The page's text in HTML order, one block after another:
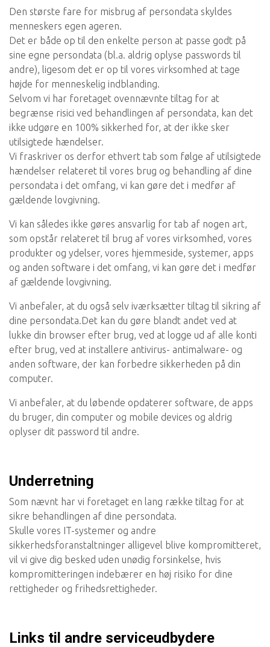
Den største fare for misbrug af persondata skyldes
menneskers egen ageren.
Det er både op til den enkelte person at passe godt på
sine egne persondata (bl.a. aldrig oplyse passwords til
andre), ligesom det er op til vores virksomhed at tage
højde for menneskelig indblanding.
Selvom vi har foretaget ovennævnte tiltag for at
begrænse risici ved behandlingen af persondata, kan det
ikke udgøre en 100% sikkerhed for, at der ikke sker
utilsigtede hændelser.
Vi fraskriver os derfor ethvert tab som følge af utilsigtede
hændelser relateret til vores brug og behandling af dine
persondata i det omfang, vi kan gøre det i medfør af
gældende lovgivning.
Vi kan således ikke gøres ansvarlig for tab af nogen art,
som opstår relateret til brug af vores virksomhed, vores
produkter og ydelser, vores hjemmeside, systemer, apps
og anden software i det omfang, vi kan gøre det i medfør
af gældende lovgivning.
Vi anbefaler, at du også selv iværksætter tiltag til sikring af
dine persondata.Det kan du gøre blandt andet ved at
lukke din browser efter brug, ved at logge ud af alle konti
efter brug, ved at installere antivirus- antimalware- og
anden software, der kan forbedre sikkerheden på din
computer.
Vi anbefaler, at du løbende opdaterer software, de apps
du bruger, din computer og mobile devices og aldrig
oplyser dit password til andre.
Underretning
Som nævnt har vi foretaget en lang række tiltag for at
sikre behandlingen af dine persondata.
Skulle vores IT-systemer og andre
sikkerhedsforanstaltninger alligevel blive kompromitteret,
vil vi give dig besked uden unødig forsinkelse, hvis
kompromitteringen indebærer en høj risiko for dine
rettigheder og frihedsrettigheder.
Links til andre serviceudbydere